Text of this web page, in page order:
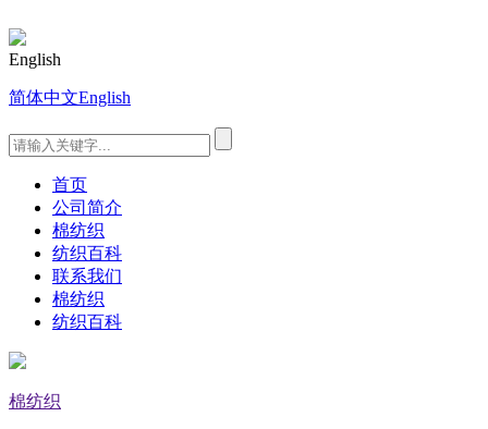
English
简体中文English
首页
公司简介
棉纺织
纺织百科
联系我们
棉纺织
纺织百科
棉纺织